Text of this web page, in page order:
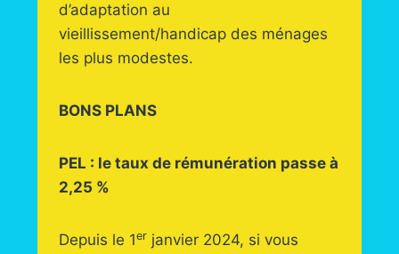
d’adaptation au
vieillissement/handicap des ménages
les plus modestes.
BONS PLANS
PEL : le taux de rémunération passe à
2,25 %
Depuis le 1erjanvier 2024, si vous